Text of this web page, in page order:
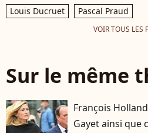
Louis Ducruet
Pascal Praud
VOIR TOUS LES
Sur le même
François
Gayet ainsi que